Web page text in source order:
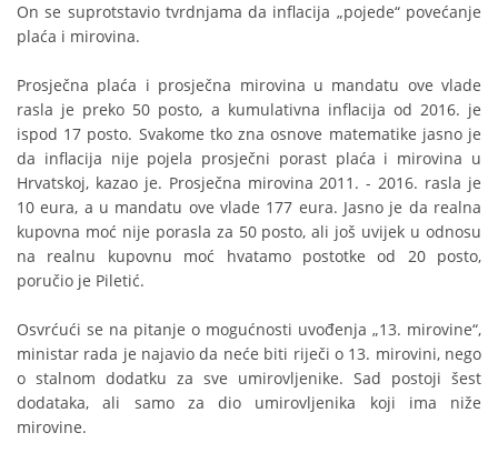
On se suprotstavio tvrdnjama da inflacija „pojede“ povećanje
plaća i mirovina.
Prosječna plaća i prosječna mirovina u mandatu ove vlade
rasla je preko 50 posto, a kumulativna inflacija od 2016. je
ispod 17 posto. Svakome tko zna osnove matematike jasno je
da inflacija nije pojela prosječni porast plaća i mirovina u
Hrvatskoj, kazao je. Prosječna mirovina 2011. - 2016. rasla je
10 eura, a u mandatu ove vlade 177 eura. Jasno je da realna
kupovna moć nije porasla za 50 posto, ali još uvijek u odnosu
na realnu kupovnu moć hvatamo postotke od 20 posto,
poručio je Piletić.
Osvrćući se na pitanje o mogućnosti uvođenja „13. mirovine“,
ministar rada je najavio da neće biti riječi o 13. mirovini, nego
o stalnom dodatku za sve umirovljenike. Sad postoji šest
dodataka, ali samo za dio umirovljenika koji ima niže
mirovine.